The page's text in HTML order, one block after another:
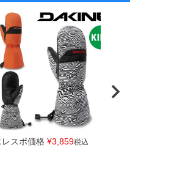
レスポ価格 ¥3,859税込